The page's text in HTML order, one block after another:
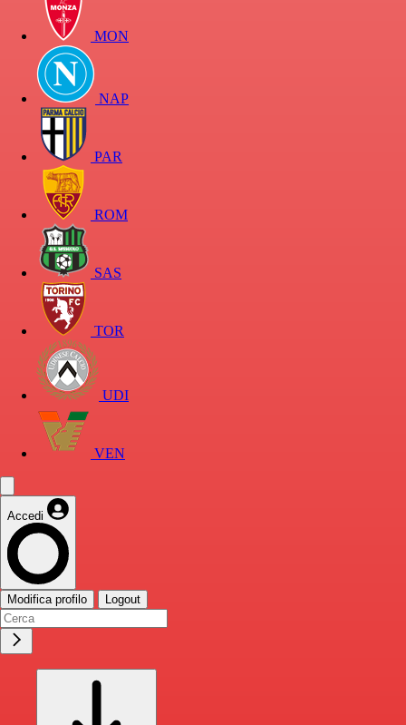
MON
NAP
PAR
ROM
SAS
TOR
UDI
VEN
Accedi
Modifica profilo Logout